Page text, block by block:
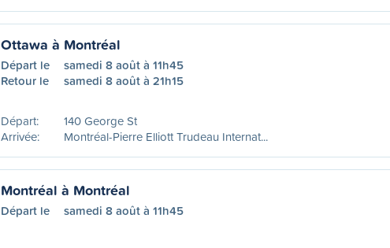
Ottawa à Montréal
Départ le
samedi 8 août à 11h45
Retour le
samedi 8 août à 21h15
Départ:
140 George St
Arrivée:
Montréal-Pierre Elliott Trudeau Internat...
Montréal à Montréal
Départ le samedi 8 août à 11h45